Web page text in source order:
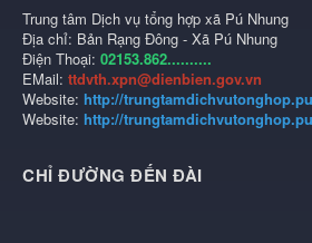
Trung tâm Dịch vụ tổng hợp xã Pú Nhung
Địa chỉ: Bản Rạng Đông - Xã Pú Nhung
Điện Thoại: 02153.862..........
EMail: ttdvth.xpn@dienbien.gov.vn
Website: http://
Website: http://
CHỈ ĐƯỜNG ĐẾN ĐÀI